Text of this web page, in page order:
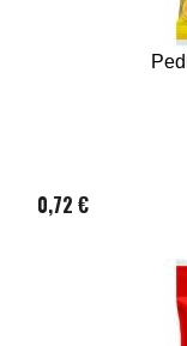
0,72 €